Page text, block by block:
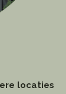
locaties